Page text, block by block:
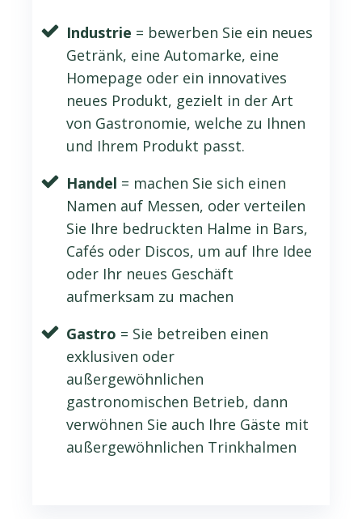
Industrie = bewerben Sie ein neues
Getränk, eine Automarke, eine
Homepage oder ein innovatives
neues Produkt, gezielt in der Art
von Gastronomie, welche zu Ihnen
und Ihrem Produkt passt.
Handel = machen Sie sich einen
Namen auf Messen, oder verteilen
Sie Ihre bedruckten Halme in Bars,
Cafés oder Discos, um auf Ihre Idee
oder Ihr neues Geschäft
aufmerksam zu machen
Gastro = Sie betreiben einen
exklusiven oder
außergewöhnlichen
gastronomischen Betrieb, dann
verwöhnen Sie auch Ihre Gäste mit
außergewöhnlichen Trinkhalmen